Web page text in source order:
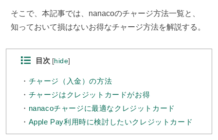
そこで、本記事では、nanacoのチャージ方法一覧と、
知っておいて損はないお得なチャージ方法を解説する。
目次 [hide]
チャージ（入金）の方法
チャージはクレジットカードがお得
nanacoチャージに最適なクレジットカード
Apple Pay利用時に検討したいクレジットカード